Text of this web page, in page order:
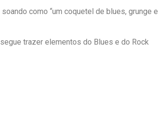
como “um coquetel de blues, grunge e
trazer elementos do Blues e do Rock